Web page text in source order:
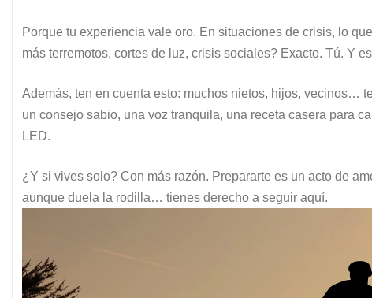
Porque tu experiencia vale oro. En situaciones de crisis, lo
más terremotos, cortes de luz, crisis sociales? Exacto. Tú. Y
Además, ten en cuenta esto: muchos nietos, hijos, vecinos…
un consejo sabio, una voz tranquila, una receta casera para
LED.
¿Y si vives solo? Con más razón. Prepararte es un acto de
aunque duela la rodilla… tienes derecho a seguir aquí.